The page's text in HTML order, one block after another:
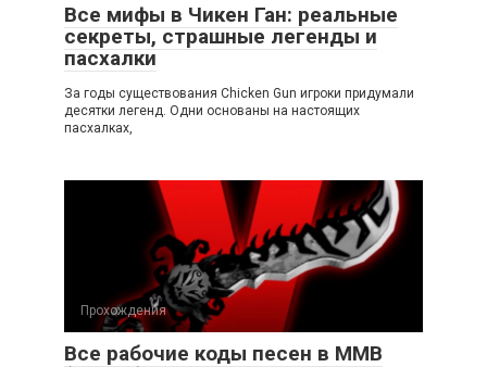
Все мифы в Чикен Ган: реальные
секреты, страшные легенды и
пасхалки
За годы существования Chicken Gun игроки придумали
десятки легенд. Одни основаны на настоящих
пасхалках,
Прохождения
Все рабочие коды песен в ММВ